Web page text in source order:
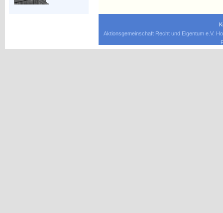
Aktionsgemeinschaft Recht und Eigentum e.V.